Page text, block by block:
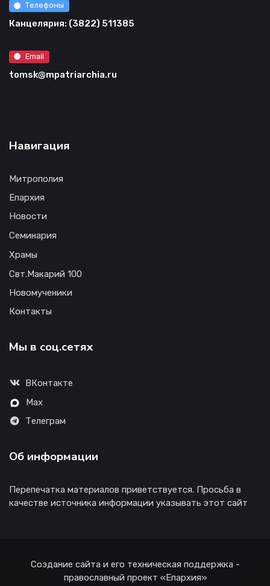
Телефоны
Канцелярия: (3822) 511385
Email
tomsk@mpatriarchia.ru
Навигация
Митрополия
Епархия
Новости
Семинария
Храмы
Свт.Макарий 100
Новомученики
Контакты
Мы в соц.сетях
ВКонтакте
Max
Телеграм
Об информации
Перепечатка материалов приветствуется. Просьба в
качестве источника информации указывать этот сайт
Создание сайта и его техническая поддержка -
православный проект «Епархия»